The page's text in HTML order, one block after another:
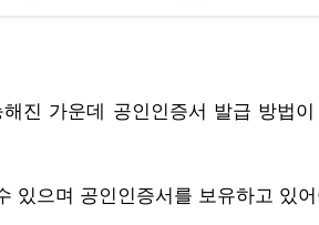
진 가운데 공인인증서 발급 방법
있으며 공인인증서를 보유하고 있